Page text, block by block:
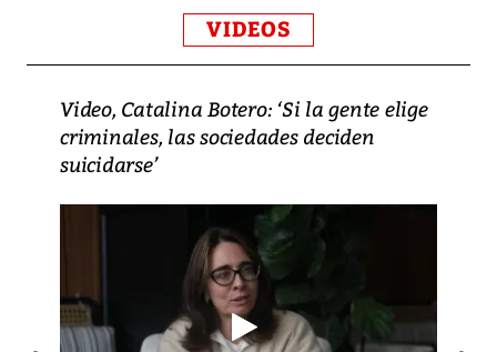
VIDEOS
Video, Catalina Botero: ‘Si la gente elige
criminales, las sociedades deciden
suicidarse’